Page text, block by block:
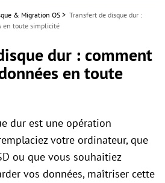
& Migration OS> Transfert de disque dur :
en toute simplicité
dur : comment
en toute
dur est une opération
votre ordinateur, que
ou que vous souhaitiez
vos données, maîtriser cette